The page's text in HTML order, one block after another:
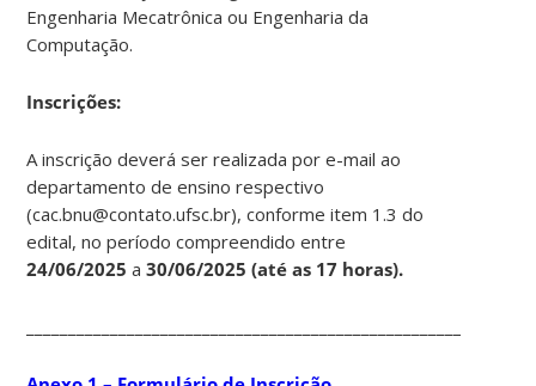
Engenharia Mecatrônica ou Engenharia da
Computação.
Inscrições:
A inscrição deverá ser realizada por e-mail ao
departamento de ensino respectivo
(cac.bnu@contato.ufsc.br), conforme item 1.3 do
edital, no período compreendido entre
24/06/2025 a30/06/2025 (até as 17 horas).